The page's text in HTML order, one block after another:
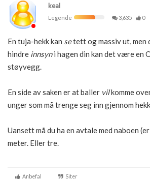
keal
Legende
3,635 0
En tuja-hekk kan setett og massiv ut, men
hindre innsyni hagen din kan det være en
støyvegg.
En side av saken er at baller vilkomme
unger som må trenge seg inn gjennom
Uansett må du ha en avtale med naboen
meter. Eller tre.
Anbefal Siter